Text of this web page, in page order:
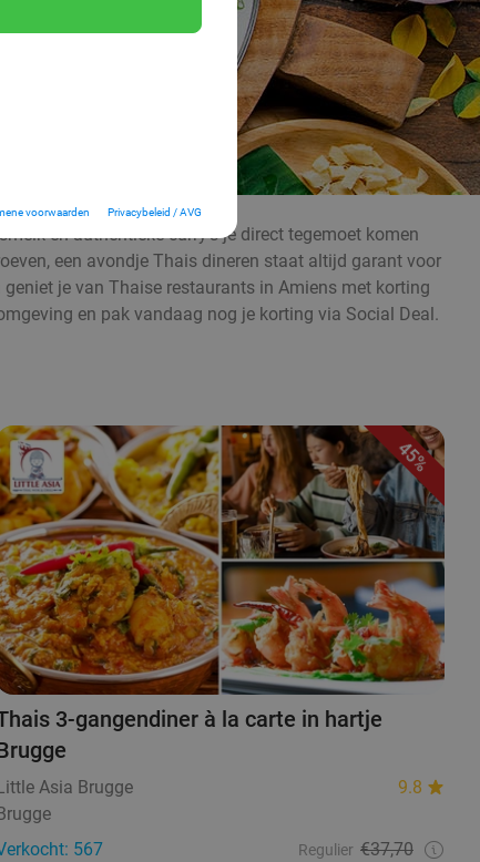
voorwaarden Privacybeleid / AVG
en authentieke curry’s je direct tegemoet komen
een avondje Thais dineren staat altijd garant voor
je van Thaise restaurants in Amiens met korting
en pak vandaag nog je korting via Social Deal.
45%
3-gangendiner à la carte in hartje
Little Asia Brugge
9.8
Brugge
567
Regulier €37,70